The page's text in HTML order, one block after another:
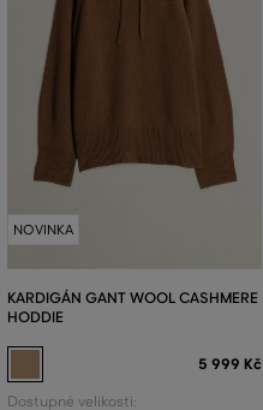
NOVINKA
KARDIGÁN GANT WOOL CASHMERE
HODDIE
5 999 Kč
Dostupné velikosti: